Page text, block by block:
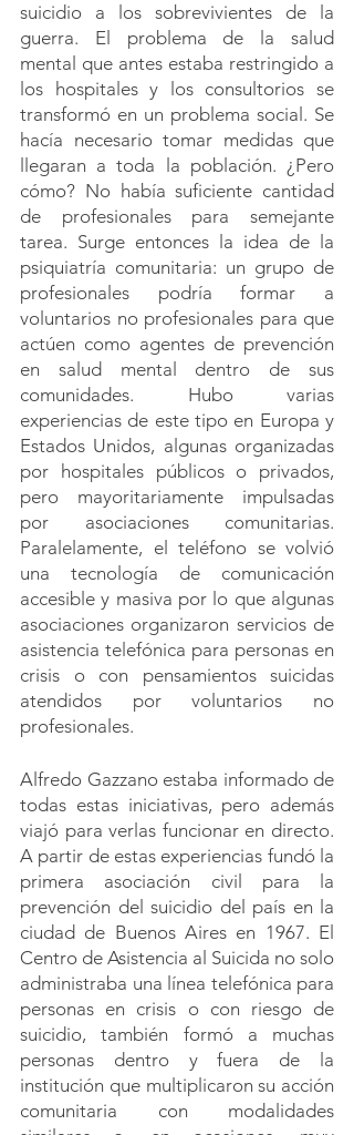
suicidio a los sobrevivientes de la
guerra. El problema de la salud
mental que antes estaba restringido a
los hospitales y los consultorios se
transformó en un problema social. Se
hacía necesario tomar medidas que
llegaran a toda la población. ¿Pero
cómo? No había suficiente cantidad
de profesionales para semejante
tarea. Surge entonces la idea de la
psiquiatría comunitaria: un grupo de
profesionales podría formar a
voluntarios no profesionales para que
actúen como agentes de prevención
en salud mental dentro de sus
comunidades. Hubo varias
experiencias de este tipo en Europa y
Estados Unidos, algunas organizadas
por hospitales públicos o privados,
pero mayoritariamente impulsadas
por asociaciones comunitarias.
Paralelamente, el teléfono se volvió
una tecnología de comunicación
accesible y masiva por lo que algunas
asociaciones organizaron servicios de
asistencia telefónica para personas en
crisis o con pensamientos suicidas
atendidos por voluntarios no
profesionales.
Alfredo Gazzano estaba informado de
todas estas iniciativas, pero además
viajó para verlas funcionar en directo.
A partir de estas experiencias fundó la
primera asociación civil para la
prevención del suicidio del país en la
ciudad de Buenos Aires en 1967. El
Centro de Asistencia al Suicida no solo
administraba una línea telefónica para
personas en crisis o con riesgo de
suicidio, también formó a muchas
personas dentro y fuera de la
institución que multiplicaron su acción
comunitaria con modalidades